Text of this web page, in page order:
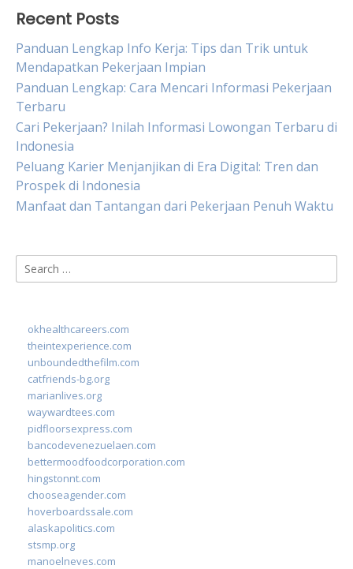
Recent Posts
Panduan Lengkap Info Kerja: Tips dan Trik untuk
Mendapatkan Pekerjaan Impian
Panduan Lengkap: Cara Mencari Informasi Pekerjaan
Terbaru
Cari Pekerjaan? Inilah Informasi Lowongan Terbaru di
Indonesia
Peluang Karier Menjanjikan di Era Digital: Tren dan
Prospek di Indonesia
Manfaat dan Tantangan dari Pekerjaan Penuh Waktu
Search
for:
okhealthcareers.com
theintexperience.com
unboundedthefilm.com
catfriends-bg.org
marianlives.org
waywardtees.com
pidfloorsexpress.com
bancodevenezuelaen.com
bettermoodfoodcorporation.com
hingstonnt.com
chooseagender.com
hoverboardssale.com
alaskapolitics.com
stsmp.org
manoelneves.com